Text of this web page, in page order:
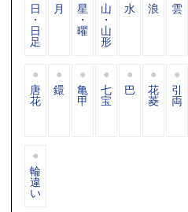
日
・
日
足
月 星
・
曜
山
・
山
形
水 浪 雲
唐
花
鐶 亀
甲
七
宝
巴 花
菱
引
両
輪
違
い